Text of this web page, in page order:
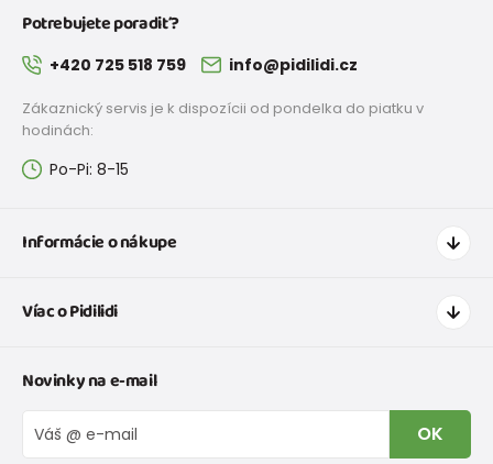
Potrebujete poradiť?
+420 725 518 759 info@pidilidi.cz
Zákaznický servis je k dispozícii od pondelka do piatku v
hodinách:
Po-Pi: 8-15
Informácie o nákupe
Doprava a platba
Tabuľka veľkostí obuvi
Vrátenie tovaru a reklamacie
Reklamačný poriadok
Víac o Pidilidi
O nás
Blog
Veľkoobchod PiDiLiDi
Novinky na e-mail
OK